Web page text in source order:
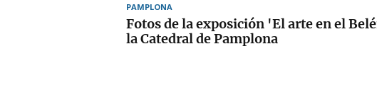
PAMPLONA
Fotos de la exposición 'El arte en el
la Catedral de Pamplona